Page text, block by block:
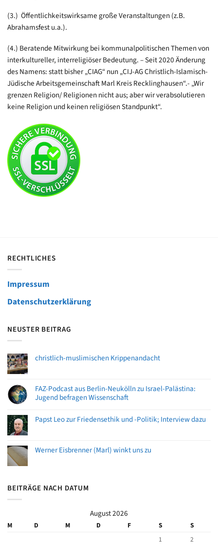
(3.) Öffentlichkeitswirksame große Veranstaltungen (z.B.
Abrahamsfest u.a.).
(4.) Beratende Mitwirkung bei kommunalpolitischen Themen von
interkultureller, interreligiöser Bedeutung. – Seit 2020 Änderung
des Namens: statt bisher „CIAG“ nun „CIJ-AG Christlich-Islamisch-
Jüdische Arbeitsgemeinschaft Marl Kreis Recklinghausen“.- „Wir
grenzen Religion/ Religionen nicht aus; aber wir verabsolutieren
keine Religion und keinen religiösen Standpunkt“.
RECHTLICHES
Impressum
Datenschutzerklärung
NEUSTER BEITRAG
christlich-muslimischen Krippenandacht
FAZ-Podcast aus Berlin-Neukölln zu Israel-Palästina:
Jugend befragen Wissenschaft
Papst Leo zur Friedensethik und -Politik; Interview dazu
Werner Eisbrenner (Marl) winkt uns zu
BEITRÄGE NACH DATUM
August 2026
M D M D F S
S
1
2